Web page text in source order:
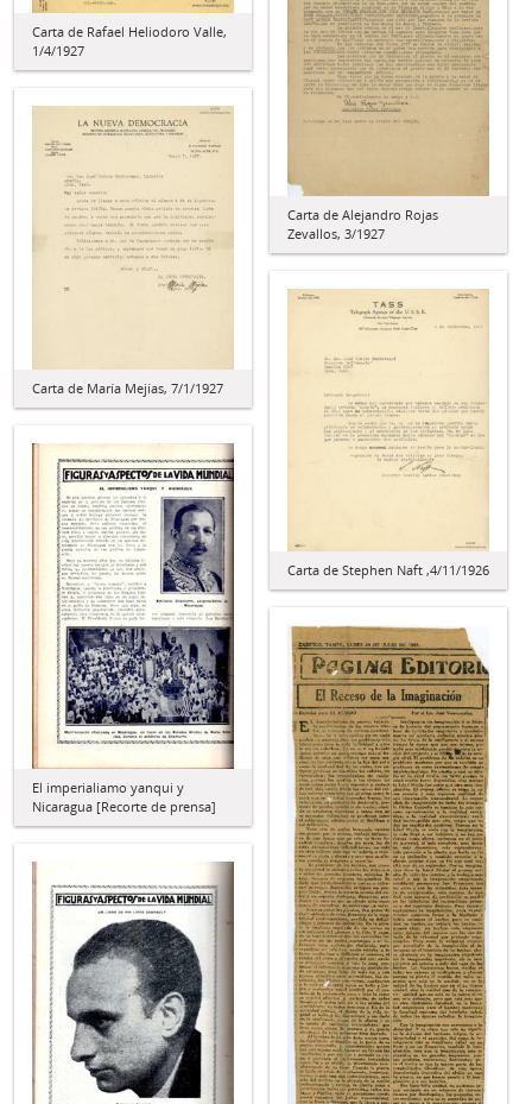
Carta de Rafael Heliodoro Valle,
1/4/1927
Carta de Alejandro Rojas
Zevallos, 3/1927
Carta de María Mejías, 7/1/1927
Carta de Stephen Naft ,4/11/1926
El imperialiamo yanqui y
Nicaragua [Recorte de prensa]